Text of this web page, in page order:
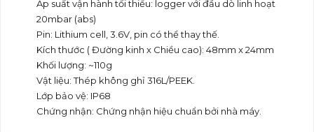
Áp suất vận hành tối thiểu: logger với đầu dò linh hoạt
20mbar (abs)
Pin: Lithium cell, 3.6V, pin có thể thay thế.
Kích thước ( Đường kinh x Chiều cao): 48mm x 24mm
Khối lượng: ~110g
Vật liệu: Thép không ghỉ 316L/PEEK.
Lớp bảo vệ: IP68
Chứng nhận: Chứng nhận hiệu chuẩn bởi nhà máy.